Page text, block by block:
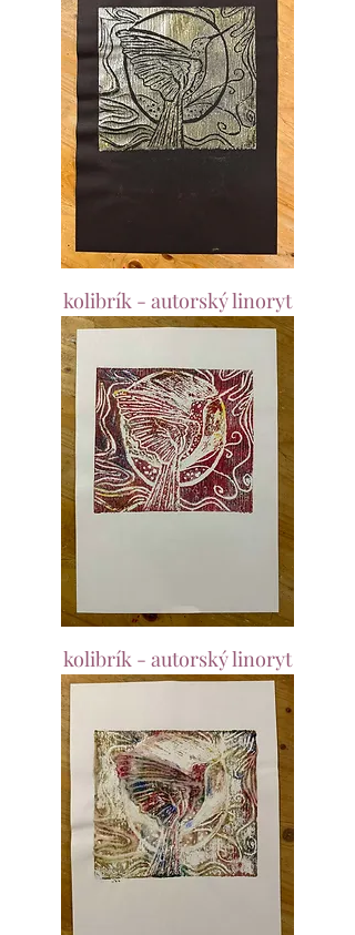
kolibrík - autorský linoryt
kolibrík - autorský linoryt